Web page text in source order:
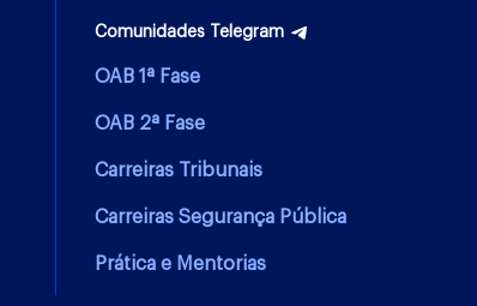
Comunidades Telegram
OAB 1ª Fase
OAB 2ª Fase
Carreiras Tribunais
Carreiras Segurança Pública
Prática e Mentorias